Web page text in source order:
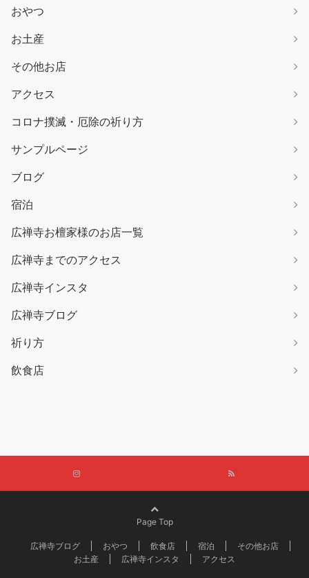
おやつ
お土産
その他お店
アクセス
コロナ撲滅・厄除の祈り方
サンプルページ
ブログ
宿泊
広禅寺お檀家様のお店一覧
広禅寺までのアクセス
広禅寺インスタ
広禅寺ブログ
祈り方
飲食店
Page Top
広禅寺ブログ おやつ 飲食店 宿泊
その他お店
お土産
広禅寺インスタ アクセス